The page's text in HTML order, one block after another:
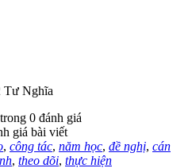
Tư Nghĩa
0 đánh giá
giá bài viết
, công tác, năm học, đề nghị, cán
, theo dõi, thực hiện